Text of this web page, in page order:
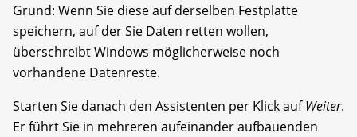
Grund: Wenn Sie diese auf derselben Festplatte
speichern, auf der Sie Daten retten wollen,
überschreibt Windows möglicherweise noch
vorhandene Datenreste.
Starten Sie danach den Assistenten per Klick aufWeiter.
Er führt Sie in mehreren aufeinander aufbauenden